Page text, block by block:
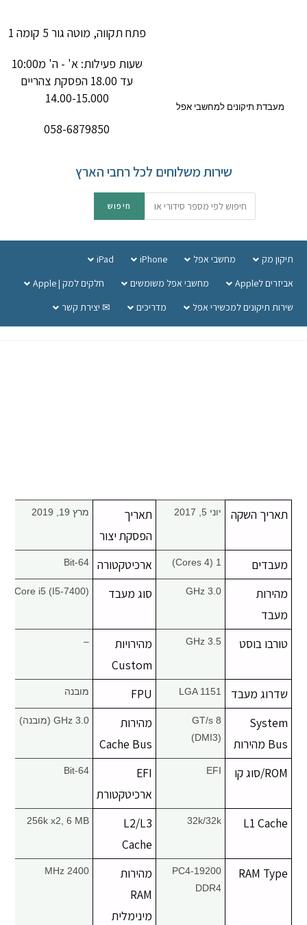
מעבדת תיקונים למחשבי אפל
פתח תקווה, מוטה גור 5 קומה 1
שעות פעילות: א' - ה' מ10:00
עד 18.00 הפסקת צהריים
14.00-15.000
058-6879850
שירות משלוחים לכל רחבי הארץ
תיקון מק מחשבי אפל iPhone
iPad
אביזרים לApple
מחשבי אפל משומשים
חלקים למק | Apple
שירות תיקונים למכשירי אפל
מדריכים ✉ יצירת קשר
תאריך השקה יוני 5, 2017
תאריך
הפסקת יצור
מרץ 19, 2019
מעבדים 1 (4 Cores) ארכיטקטורה 64-Bit
מהירות
מעבד
3.0 GHz סוג מעבד Core i5 (I5-7400)
טורבו בוסט 3.5 GHz
מהירויות
Custom
–
שדרוג מעבד LGA 1151
FPU מובנה
System
Bus מהירות
8 GT/s
(DMI3)
מהירות
Cache Bus
3.0 GHz (מובנה)
ROM/סוג קו EFI
EFI
ארכיטקטורת
64-Bit
L1 Cache
32k/32k
L2/L3
Cache
256k x2, 6 MB
RAM Type
PC4-19200
DDR4
מהירות
RAM
מינימלית
2400 MHz